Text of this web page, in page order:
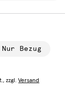
Nur Bezug
zzgl. Versand